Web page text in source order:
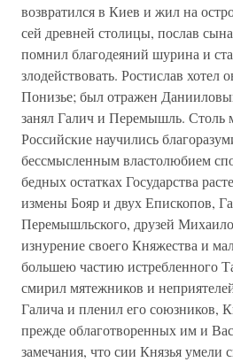
возвратился в Киев и жил на
сей древней столицы, послав
помнил благодеяний шурина и
злодействовать. Ростислав хотел
Понизье; был отражен
занял Галич и Перемышль. Столь
Российские научились
бессмысленным властолюбием
бедных остатках Государства
измены Бояр и двух Епископов,
Перемышльского, друзей
изнурение своего Княжества и
большею частию истребленного
смирил мятежников и
Галича и пленил его союзников,
прежде облаготворенных им и
замечания, что сии Князья умели